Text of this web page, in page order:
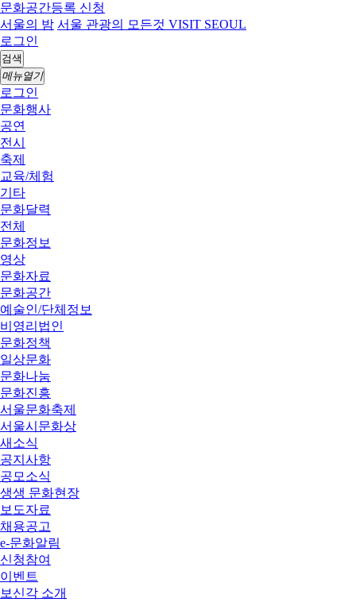
문화공간등록 신청
서울의 밤 서울 관광의 모든것 VISIT SEOUL
로그인
검색
메뉴열기
로그인
문화행사
공연
전시
축제
교육/체험
기타
문화달력
전체
문화정보
영상
문화자료
문화공간
예술인/단체정보
비영리법인
문화정책
일상문화
문화나눔
문화진흥
서울문화축제
서울시문화상
새소식
공지사항
공모소식
생생 문화현장
보도자료
채용공고
e-문화알림
신청참여
이벤트
보신각 소개